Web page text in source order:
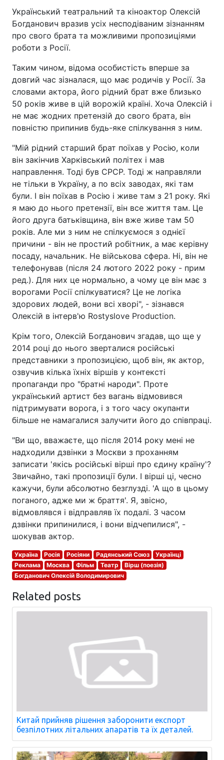
Український театральний та кіноактор Олексій
Богданович вразив усіх несподіваним зізнанням
про свого брата та можливими пропозиціями
роботи з Росії.
Таким чином, відома особистість вперше за
довгий час зізналася, що має родичів у Росії. За
словами актора, його рідний брат вже близько
50 років живе в цій ворожій країні. Хоча Олексій і
не має жодних претензій до свого брата, він
повністю припинив будь-яке спілкування з ним.
"Мій рідний старший брат поїхав у Росію, коли
він закінчив Харківський політех і мав
направлення. Тоді був СРСР. Тоді ж направляли
не тільки в Україну, а по всіх заводах, які там
були. І він поїхав в Росію і живе там з 21 року. Які
я маю до нього претензії, він все життя там. Це
його друга батьківщина, він вже живе там 50
років. Але ми з ним не спілкуємося з однієї
причини - він не простий робітник, а має керівну
посаду, начальник. Не військова сфера. Ні, він не
телефонував (після 24 лютого 2022 року - прим
ред.). Для них це нормально, а чому це він має з
ворогами Росії спілкуватися? Це не логіка
здорових людей, вони всі хворі", - зізнався
Олексій в інтерв'ю Rostyslove Production.
Крім того, Олексій Богданович згадав, що ще у
2014 році до нього зверталися російські
представники з пропозицією, щоб він, як актор,
озвучив кілька їхніх віршів у контексті
пропаганди про "братні народи". Проте
український артист без вагань відмовився
підтримувати ворога, і з того часу окупанти
більше не намагалися залучити його до співпраці.
"Ви що, вважаєте, що після 2014 року мені не
надходили дзвінки з Москви з проханням
записати 'якісь російські вірші про єдину країну'?
Звичайно, такі пропозиції були. І вірші ці, чесно
кажучи, були абсолютно безглузді. 'А що в цьому
поганого, адже ми ж браття'. Я, звісно,
відмовлявся і відправляв їх подалі. З часом
дзвінки припинилися, і вони відчепилися", -
шокував актор.
Україна Росія Росіяни Радянський Союз
Українці
Реклама
Москва Фільм Театр
Вірш (поезія)
Богданович Олексій Володимирович
Related posts
Китай прийняв рішення заборонити експорт
безпілотних літальних апаратів та їх деталей.